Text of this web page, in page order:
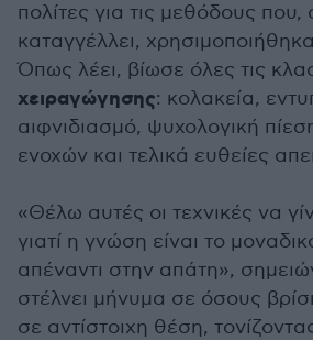
πολίτες για τις μεθόδους που,
καταγγέλλει,
Όπως λέει, βίωσε όλες τις
χειραγώγησης: κολακεία,
αιφνιδιασμό, ψυχολογική
ενοχών και τελικά ευθείες
«Θέλω αυτές οι τεχνικές να
γιατί η γνώση είναι το
απέναντι στην απάτη»,
στέλνει μήνυμα σε όσους
σε αντίστοιχη θέση,